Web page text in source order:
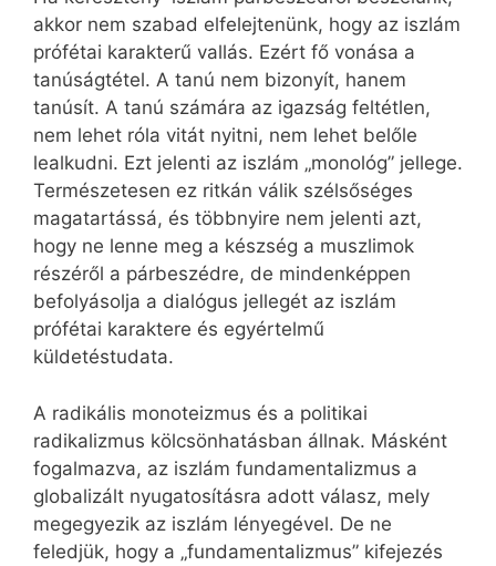
akkor nem szabad elfelejtenünk, hogy az iszlám
prófétai karakterű vallás. Ezért fő vonása a
tanúságtétel. A tanú nem bizonyít, hanem
tanúsít. A tanú számára az igazság feltétlen,
nem lehet róla vitát nyitni, nem lehet belőle
lealkudni. Ezt jelenti az iszlám „monológ” jellege.
Természetesen ez ritkán válik szélsőséges
magatartássá, és többnyire nem jelenti azt,
hogy ne lenne meg a készség a muszlimok
részéről a párbeszédre, de mindenképpen
befolyásolja a dialógus jellegét az iszlám
prófétai karaktere és egyértelmű
küldetéstudata.
A radikális monoteizmus és a politikai
radikalizmus kölcsönhatásban állnak. Másként
fogalmazva, az iszlám fundamentalizmus a
globalizált nyugatosításra adott válasz, mely
megegyezik az iszlám lényegével. De ne
feledjük, hogy a „fundamentalizmus” kifejezés